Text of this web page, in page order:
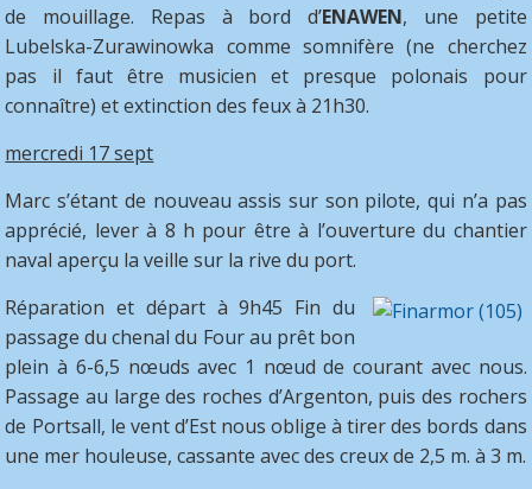
de mouillage. Repas à bord d’ENAWEN, une petite
Lubelska-Zurawinowka comme somnifère (ne cherchez
pas il faut être musicien et presque polonais pour
connaître) et extinction des feux à 21h30.
mercredi 17 sept
Marc s’étant de nouveau assis sur son pilote, qui n’a pas
apprécié, lever à 8 h pour être à l’ouverture du chantier
naval aperçu la veille sur la rive du port.
Réparation et départ à 9h45 Fin du
passage du chenal du Four au prêt bon
plein à 6-6,5 nœuds avec 1 nœud de courant avec nous.
Passage au large des roches d’Argenton, puis des rochers
de Portsall, le vent d’Est nous oblige à tirer des bords dans
une mer houleuse, cassante avec des creux de 2,5 m. à 3 m.